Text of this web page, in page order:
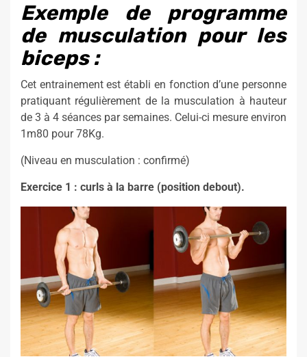
Exemple de programme
de musculation pour les
biceps :
Cet entrainement est établi en fonction d’une personne
pratiquant régulièrement de la musculation à hauteur
de 3 à 4 séances par semaines. Celui-ci mesure environ
1m80 pour 78Kg.
(Niveau en musculation : confirmé)
Exercice 1 : curls à la barre (position debout).